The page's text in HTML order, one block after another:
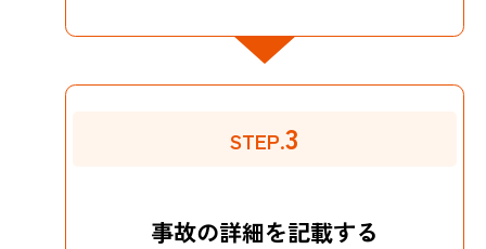
STEP.3
事故の詳細を記載する